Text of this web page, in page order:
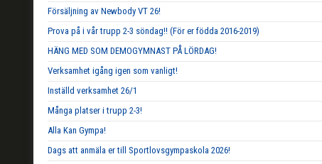
Försäljning av Newbody VT 26!
Prova på i vår trupp 2-3 söndag!! (För er födda 2016-2019)
HÄNG MED SOM DEMOGYMNAST PÅ LÖRDAG!
Verksamhet igång igen som vanligt!
Inställd verksamhet 26/1
Många platser i trupp 2-3!
Alla Kan Gympa!
Dags att anmäla er till Sportlovsgympaskola 2026!